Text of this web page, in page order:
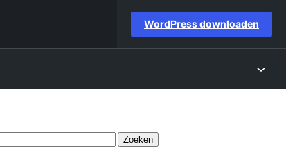
WordPress downloaden